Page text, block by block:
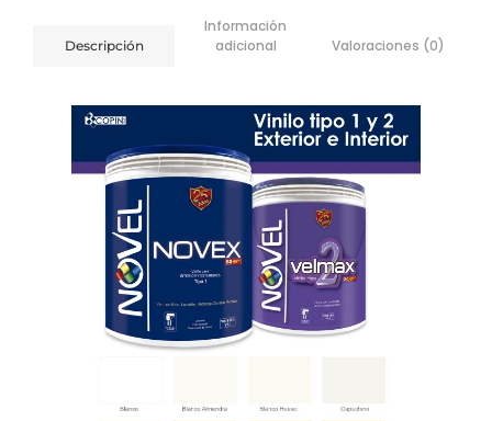
Descripción
Información
adicional
Valoraciones (0)